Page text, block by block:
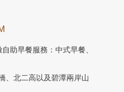
助早餐服務：中式早餐、
、北二高以及碧潭兩岸山